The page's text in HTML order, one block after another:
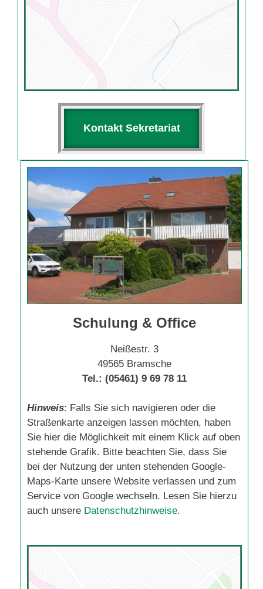
Kontakt Sekretariat
Schulung & Office
Neißestr. 3
49565 Bramsche
Tel.: (05461) 9 69 78 11
Hinweis: Falls Sie sich navigieren oder die
Straßenkarte anzeigen lassen möchten, haben
Sie hier die Möglichkeit mit einem Klick auf oben
stehende Grafik. Bitte beachten Sie, dass Sie
bei der Nutzung der unten stehenden Google-
Maps-Karte unsere Website verlassen und zum
Service von Google wechseln. Lesen Sie hierzu
auch unsere Datenschutzhinweise.